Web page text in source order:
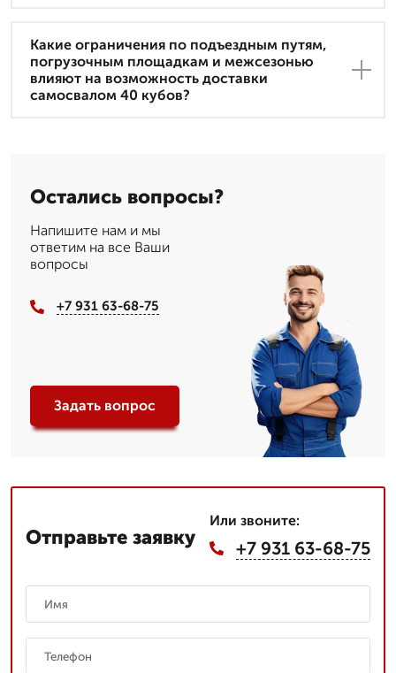
Какие ограничения по подъездным путям,
погрузочным площадкам и межсезонью
влияют на возможность доставки
самосвалом 40 кубов?
Остались вопросы?
Напишите нам и мы
ответим на все Ваши
вопросы
+7 931 63-68-75
Задать вопрос
Отправьте заявку
Или звоните:
+7 931 63-68-75